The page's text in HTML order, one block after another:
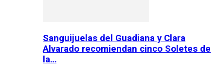
Sanguijuelas del Guadiana y Clara
Alvarado recomiendan cinco Soletes de
la…